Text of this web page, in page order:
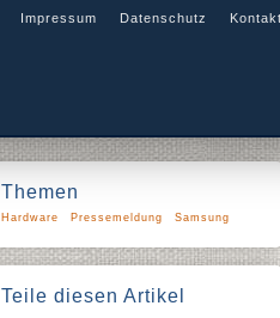
Impressum Datenschutz Kontakt
Themen
Hardware Pressemeldung Samsung
Teile diesen Artikel